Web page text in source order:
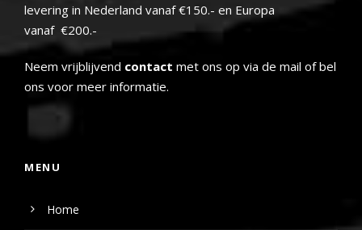
levering in Nederland vanaf €150.- en Europa
vanaf €200.-
Neem vrijblijvend contact met ons op via de mail of bel
ons voor meer informatie.
MENU
Home